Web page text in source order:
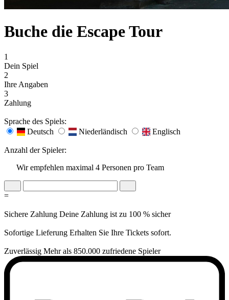
Buche die Escape Tour
1
Dein Spiel
2
Ihre Angaben
3
Zahlung
Sprache des Spiels:
Deutsch
Niederländisch Englisch
Anzahl der Spieler:
Wir empfehlen maximal 4 Personen pro Team
=
Sichere Zahlung Deine Zahlung ist zu 100 % sicher
Sofortige Lieferung Erhalten Sie Ihre Tickets sofort.
Zuverlässig Mehr als 850.000 zufriedene Spieler